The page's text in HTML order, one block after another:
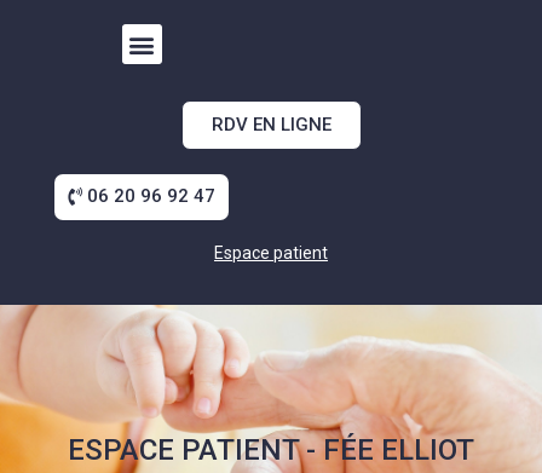
RDV EN LIGNE
06 20 96 92 47
Espace patient
ESPACE PATIENT - FÉE ELLIOT